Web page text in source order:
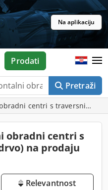
Na aplikaciju
Pretraži
Prodati
centri s traversnim
obradni centri s
na prodaju
Relevantnost